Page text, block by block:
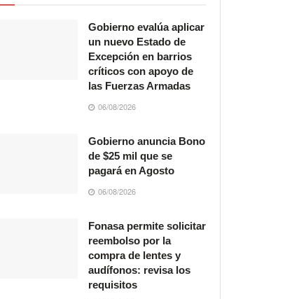
Gobierno evalúa aplicar
un nuevo Estado de
Excepción en barrios
críticos con apoyo de
las Fuerzas Armadas
06/08/2026
Gobierno anuncia Bono
de $25 mil que se
pagará en Agosto
06/08/2026
Fonasa permite solicitar
reembolso por la
compra de lentes y
audífonos: revisa los
requisitos